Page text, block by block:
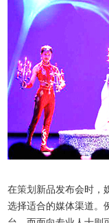
在策划 新品发布会时，
选择适合的媒体渠道。